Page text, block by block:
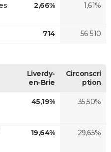
2,66% 1,61%
714 56 510
Liverdy-
en-Brie
Circonscri
ption
45,19% 35,50%
19,64% 29,65%